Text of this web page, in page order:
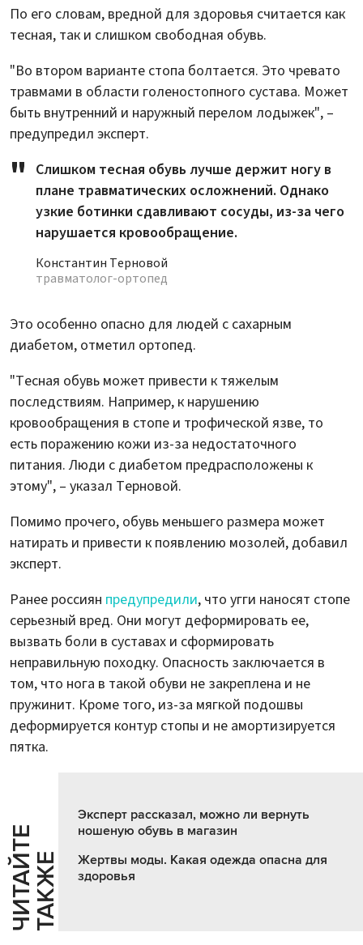
По его словам, вредной для здоровья считается как
тесная, так и слишком свободная обувь.
"Во втором варианте стопа болтается. Это чревато
травмами в области голеностопного сустава. Может
быть внутренний и наружный перелом лодыжек", –
предупредил эксперт.
Слишком тесная обувь лучше держит ногу в
плане травматических осложнений. Однако
узкие ботинки сдавливают сосуды, из-за чего
нарушается кровообращение.
Константин Терновой
травматолог-ортопед
Это особенно опасно для людей с сахарным
диабетом, отметил ортопед.
"Тесная обувь может привести к тяжелым
последствиям. Например, к нарушению
кровообращения в стопе и трофической язве, то
есть поражению кожи из-за недостаточного
питания. Люди с диабетом предрасположены к
этому", – указал Терновой.
Помимо прочего, обувь меньшего размера может
натирать и привести к появлению мозолей, добавил
эксперт.
Ранее россиян предупредили, что угги наносят стопе
серьезный вред. Они могут деформировать ее,
вызвать боли в суставах и сформировать
неправильную походку. Опасность заключается в
том, что нога в такой обуви не закреплена и не
пружинит. Кроме того, из-за мягкой подошвы
деформируется контур стопы и не амортизируется
пятка.
Ч
И
Т
АЙ
Т
Е
Т
А
К
ЖЕ
Эксперт рассказал, можно ли вернуть
ношеную обувь в магазин
Жертвы моды. Какая одежда опасна для
здоровья